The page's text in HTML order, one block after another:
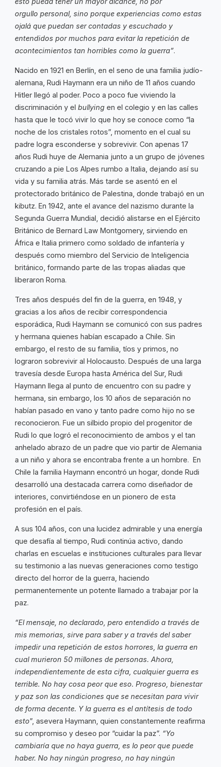
orgullo personal, sino porque experiencias como estas
ojalá que puedan ser contadas y escuchado y
entendidos por muchos para evitar la repetición de
acontecimientos tan horribles como la guerra”.
Nacido en 1921 en Berlín, en el seno de una familia judío-
alemana, Rudi Haymann era un niño de 11 años cuando
Hitler llegó al poder. Poco a poco fue viviendo la
discriminación y el bullying en el colegio y en las calles
hasta que le tocó vivir lo que hoy se conoce como “la
noche de los cristales rotos”, momento en el cual su
padre logra esconderse y sobrevivir. Con apenas 17
años Rudi huye de Alemania junto a un grupo de jóvenes
cruzando a pie Los Alpes rumbo a Italia, dejando así su
vida y su familia atrás. Más tarde se asentó en el
protectorado británico de Palestina, donde trabajó en un
kibutz. En 1942, ante el avance del nazismo durante la
Segunda Guerra Mundial, decidió alistarse en el Ejército
Británico de Bernard Law Montgomery, sirviendo en
África e Italia primero como soldado de infantería y
después como miembro del Servicio de Inteligencia
británico, formando parte de las tropas aliadas que
liberaron Roma.
Tres años después del fin de la guerra, en 1948, y
gracias a los años de recibir correspondencia
esporádica, Rudi Haymann se comunicó con sus padres
y hermana quienes habían escapado a Chile. Sin
embargo, el resto de su familia, tíos y primos, no
lograron sobrevivir al Holocausto. Después de una larga
travesía desde Europa hasta América del Sur, Rudi
Haymann llega al punto de encuentro con su padre y
hermana, sin embargo, los 10 años de separación no
habían pasado en vano y tanto padre como hijo no se
reconocieron. Fue un silbido propio del progenitor de
Rudi lo que logró el reconocimiento de ambos y el tan
anhelado abrazo de un padre que vio partir de Alemania
a un niño y ahora se encontraba frente a un hombre. En
Chile la familia Haymann encontró un hogar, donde Rudi
desarrolló una destacada carrera como diseñador de
interiores, convirtiéndose en un pionero de esta
profesión en el país.
A sus 104 años, con una lucidez admirable y una energía
que desafía al tiempo, Rudi continúa activo, dando
charlas en escuelas e instituciones culturales para llevar
su testimonio a las nuevas generaciones como testigo
directo del horror de la guerra, haciendo
permanentemente un potente llamado a trabajar por la
paz.
“El mensaje, no declarado, pero entendido a través de
mis memorias, sirve para saber y a través del saber
impedir una repetición de estos horrores, la guerra en
cual murieron 50 millones de personas. Ahora,
independientemente de esta cifra, cualquier guerra es
terrible. No hay cosa peor que eso. Progreso, bienestar
y paz son las condiciones que se necesitan para vivir
de forma decente. Y la guerra es el antítesis de todo
esto”, asevera Haymann, quien constantemente reafirma
su compromiso y deseo por “cuidar la paz”. “Yo
cambiaría que no haya guerra, es lo peor que puede
haber. No hay ningún progreso, no hay ningún